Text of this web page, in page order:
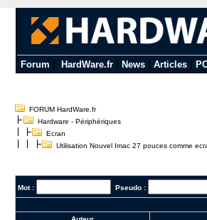
Forum HardWare.fr| News| Articles|
FORUM HardWare.fr
Hardware - Périphériques
Ecran
Utilisation Nouvel Imac 27 pouces comme
Mot : Pseudo :